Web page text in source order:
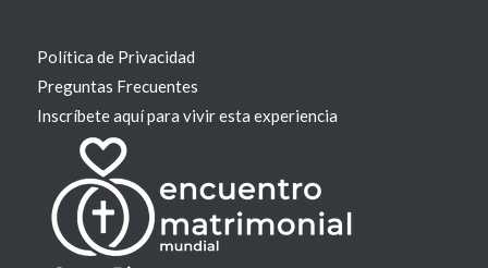
Política de Privacidad
Preguntas Frecuentes
Inscríbete aquí para vivir esta experiencia